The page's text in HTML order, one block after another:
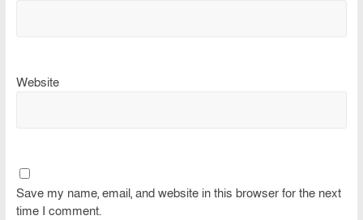
Website
Save my name, email, and website in this browser for the next
time I comment.